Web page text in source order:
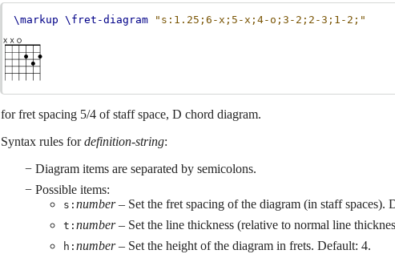
\markup \fret-diagram "s:1.25;6-x;5-x;4-o;3-2;2-3;1-2;"
for fret spacing 5/4 of staff space, D chord diagram.
Syntax rules fordefinition-string:
− Diagram items are separated by semicolons.
− Possible items:
s: number– Set the fret spacing of the diagram (in staff spaces).
t: number– Set the line thickness (relative to normal line
h: number– Set the height of the diagram in frets. Default: 4.